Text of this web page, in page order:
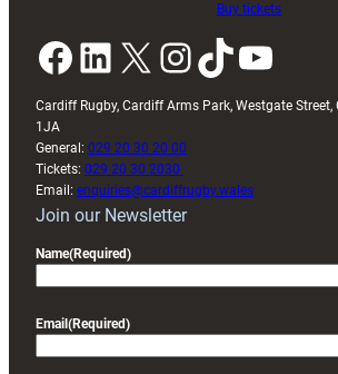
Buy tickets
Facebook LinkedIn X InstagramTikTok YouTube
Cardiff Rugby, Cardiff Arms Park, Westgate Street,
1JA
General: 029 20 30 20 00
Tickets: 029 20 30 2030
Email: enquiries@cardiffrugby.wales
Join our Newsletter
Name(Required)
Email (Required)